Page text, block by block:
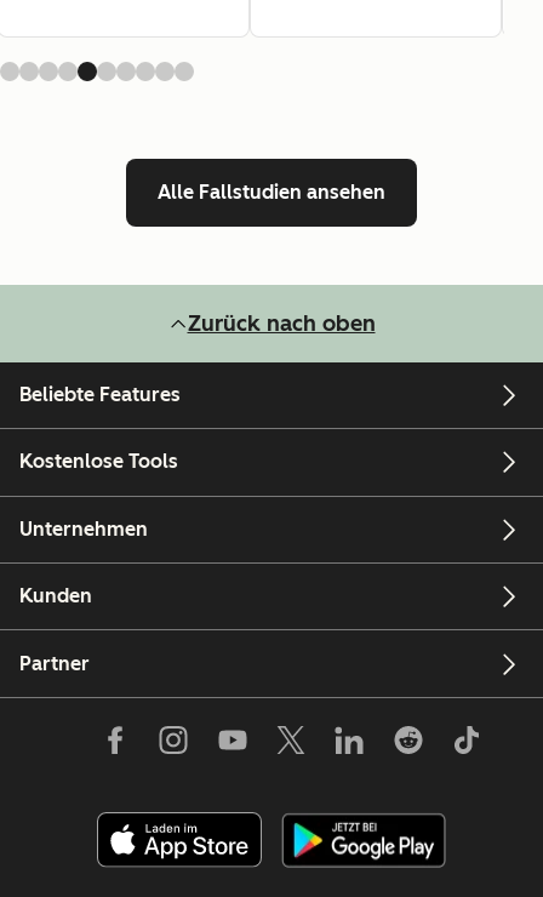
Alle Fallstudien ansehen
Zurück nach oben
Beliebte Features
Kostenlose Tools
Unternehmen
Kunden
Partner